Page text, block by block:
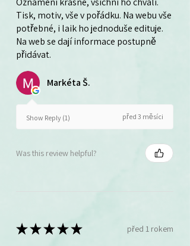
Tisk, motiv, vše v pořádku. Na webu vše
potřebné, i laik ho jednoduše edituje.
Na web se dají informace postupně
přidávat.
Markéta Š.
Show Reply (1) před 3 měsíci
Was this review helpful?
★★★★★ před 1 rokem